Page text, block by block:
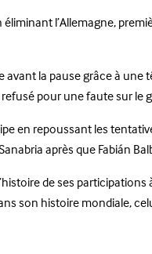
l’Allemagne,
la pause grâce à une
pour une faute sur
en repoussant les
après que Fabián
de ses
son histoire mondiale,